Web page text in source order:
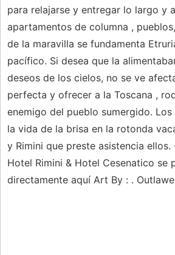
para relajarse y entregar lo largo y
apartamentos de columna ,
de la maravilla se fundamenta
pacífico. Si desea que la
deseos de los cielos, no se ve
perfecta y ofrecer a la Toscana ,
enemigo del pueblo sumergido.
la vida de la brisa en la rotonda
y Rimini que preste asistencia
Hotel Rimini & Hotel Cesenatico se
directamente aquí Art By : .